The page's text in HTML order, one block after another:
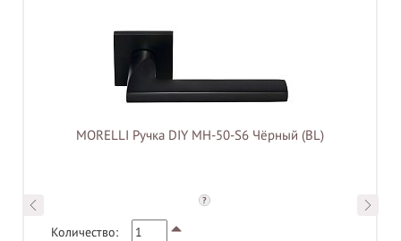
MORELLI Ручка DIY MH-50-S6 Чёрный (BL)
?
Количество: